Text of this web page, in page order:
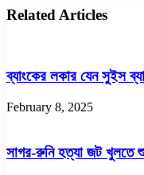
Related Articles
ব্যাংকের লকার যেন সুইস
February 8, 2025
সাগর-রুনি হত্যা জট